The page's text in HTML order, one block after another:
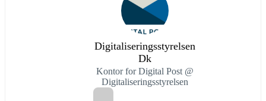
Digitaliseringsstyrelsen
Dk
Kontor for Digital Post @
Digitaliseringsstyrelsen